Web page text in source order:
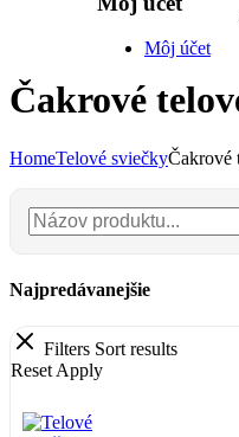
Môj účet
Čakrové
HomeTelové sviečkyČakrové
Najpredávanejšie
Filters Sort results
Reset Apply